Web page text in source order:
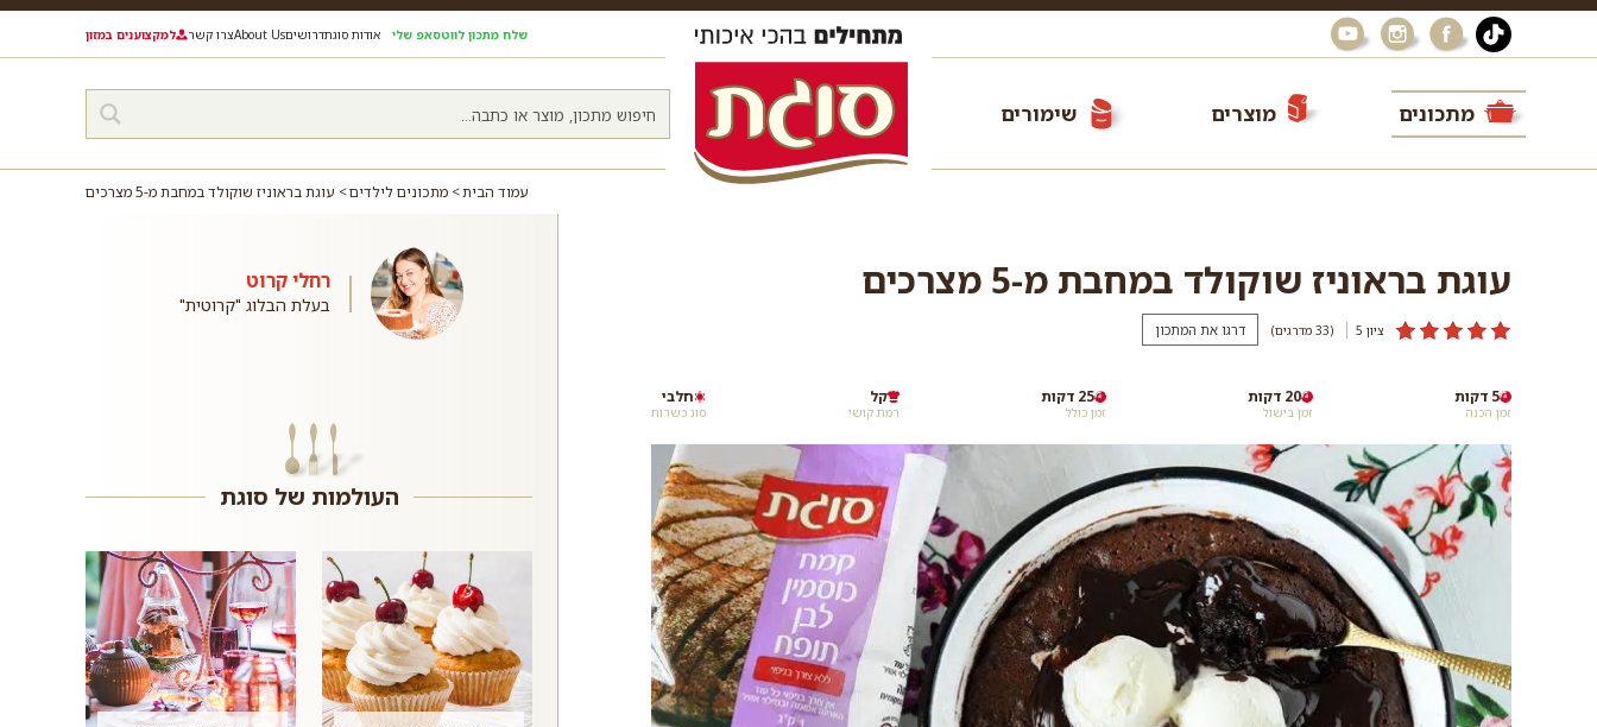
שלח מתכון לווטסאפ שלי אודות סוגתדרושיםAbout Usצרו קשר למקצוענים במזון
מתכונים מוצרים שימורים
עמוד הבית מתכונים לילדים עוגת בראוניז שוקולד במחבת מ-5 מצרכים
עוגת בראוניז שוקולד במחבת מ-5 מצרכים
ציון 5 (33 מדרגים) דרגו את המתכון
זמן הכנה
5 דקות
זמן בישול
20 דקות
זמן כולל
25 דקות
רמת קושי
קל
סוג כשרות
חלבי
רחלי קרוט
בעלת הבלוג "קרוטית"
העולמות של סוגת